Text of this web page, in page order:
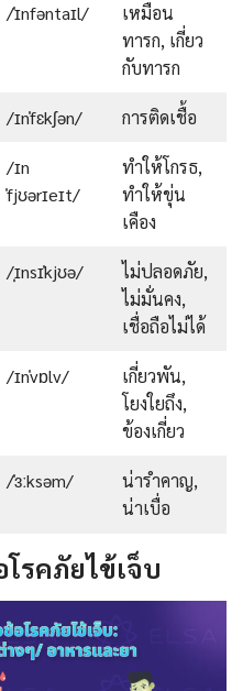
/ˈɪnfəntaɪl/
เหมือน
ทารก, เกี่ยว
กับทารก
/ɪnˈfɛkʃən/ การติดเชื้อ
/ɪn
ˈfjʊərɪeɪt/
ทำให้โกรธ,
ทำให้ขุ่น
เคือง
/ˌɪnsɪˈkjʊə/
ไม่ปลอดภัย,
ไม่มั่นคง,
เชื่อถือไม่ได้
/ɪnˈvɒlv/
เกี่ยวพัน,
โยงใยถึง,
ข้องเกี่ยว
/ˈɜːksəm/
น่ารำคาญ,
น่าเบื่อ
รคภัยไข้เจ็บ